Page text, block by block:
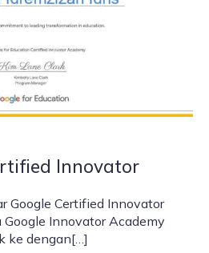
Innovator
Google Certified Innovator
Innovator Academy
ke dengan[…]